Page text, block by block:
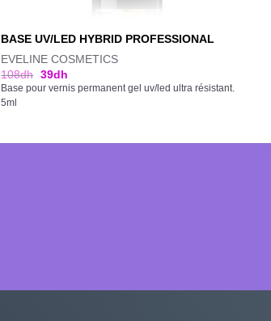
BASE UV/LED HYBRID PROFESSIONAL
EVELINE COSMETICS
108dh 39dh
Base pour vernis permanent gel uv/led ultra résistant.
5ml